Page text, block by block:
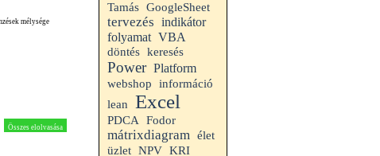
mélysége
Összes elolvasása
Tamás GoogleSheet
tervezés indikátor
folyamat VBA
döntés keresés
Power Platform
webshop
információ
lean
Excel
PDCA Fodor
mátrixdiagram élet
üzlet NPV KRI